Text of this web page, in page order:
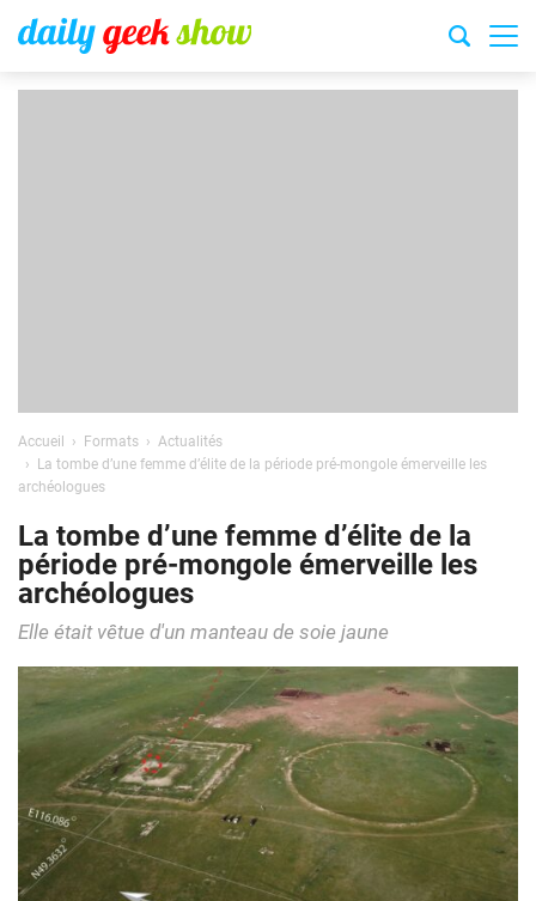
Accueil Formats
Actualités
La tombe d’une femme d’élite de la période pré-mongole émerveille les
archéologues
La tombe d’une femme d’élite de la
période pré-mongole émerveille les
archéologues
Elle était vêtue d'un manteau de soie jaune